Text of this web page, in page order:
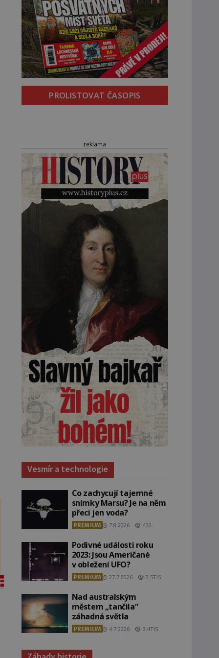
PROLISTOVAT ČASOPIS
reklama
Vesmír a technologie
Co zachycují tajemné
snímky Marsu? Je na něm
přeci jen voda?
PREMIUM 7.8.2026 432
Podivné události roku
2023: Jsou Američané
v obležení UFO?
PREMIUM 27.7.2026 3.5TIS
Nad australským
městem „tančila“
záhadná světla
PREMIUM 4.7.2026 3.4TIS